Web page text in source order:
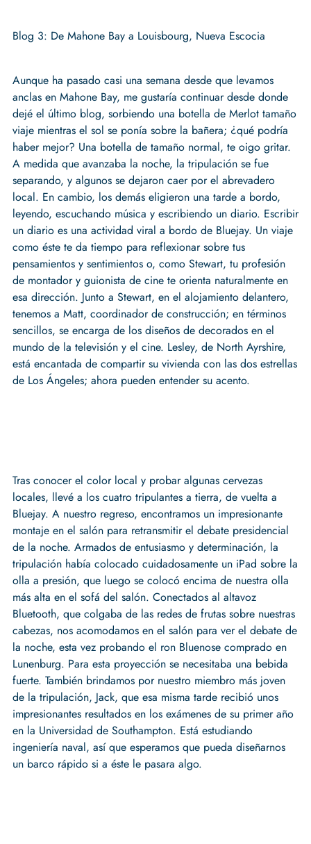
Blog 3: De Mahone Bay a Louisbourg, Nueva Escocia
Aunque ha pasado casi una semana desde que levamos
anclas en Mahone Bay, me gustaría continuar desde donde
dejé el último blog, sorbiendo una botella de Merlot tamaño
viaje mientras el sol se ponía sobre la bañera; ¿qué podría
haber mejor? Una botella de tamaño normal, te oigo gritar.
A medida que avanzaba la noche, la tripulación se fue
separando, y algunos se dejaron caer por el abrevadero
local. En cambio, los demás eligieron una tarde a bordo,
leyendo, escuchando música y escribiendo un diario. Escribir
un diario es una actividad viral a bordo de Bluejay. Un viaje
como éste te da tiempo para reflexionar sobre tus
pensamientos y sentimientos o, como Stewart, tu profesión
de montador y guionista de cine te orienta naturalmente en
esa dirección. Junto a Stewart, en el alojamiento delantero,
tenemos a Matt, coordinador de construcción; en términos
sencillos, se encarga de los diseños de decorados en el
mundo de la televisión y el cine. Lesley, de North Ayrshire,
está encantada de compartir su vivienda con las dos estrellas
de Los Ángeles; ahora pueden entender su acento.
Tras conocer el color local y probar algunas cervezas
locales, llevé a los cuatro tripulantes a tierra, de vuelta a
Bluejay. A nuestro regreso, encontramos un impresionante
montaje en el salón para retransmitir el debate presidencial
de la noche. Armados de entusiasmo y determinación, la
tripulación había colocado cuidadosamente un iPad sobre la
olla a presión, que luego se colocó encima de nuestra olla
más alta en el sofá del salón. Conectados al altavoz
Bluetooth, que colgaba de las redes de frutas sobre nuestras
cabezas, nos acomodamos en el salón para ver el debate de
la noche, esta vez probando el ron Bluenose comprado en
Lunenburg. Para esta proyección se necesitaba una bebida
fuerte. También brindamos por nuestro miembro más joven
de la tripulación, Jack, que esa misma tarde recibió unos
impresionantes resultados en los exámenes de su primer año
en la Universidad de Southampton. Está estudiando
ingeniería naval, así que esperamos que pueda diseñarnos
un barco rápido si a éste le pasara algo.